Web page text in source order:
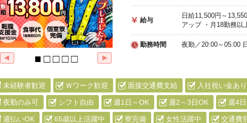
給与
日給11,500円～
アップ ・月18勤務以
勤務時間 夜勤／20:00～05:00
未経験者歓迎 Ｗワーク歓迎 面接交通費支給 入社祝い金あり
夜勤のみ可 シフト自由 週1日～OK 週2～3日OK 週4
週払いOK 65歳以上活躍中 寮完備 女性活躍中 交通費